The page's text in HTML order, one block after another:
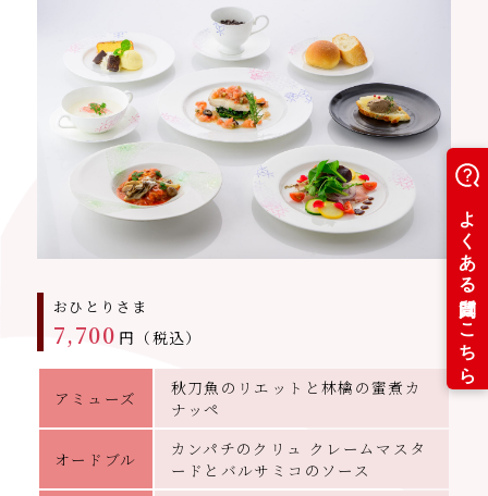
おひとりさま
7,700 円（税込）
アミューズ
秋刀魚のリエットと林檎の蜜煮カ
ナッペ
オードブル
カンパチのクリュ クレームマスタ
ードとバルサミコのソース